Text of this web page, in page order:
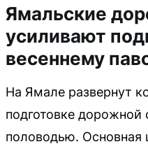
Ямальские
усиливают
весеннему
На Ямале развернут
подготовке дорожной
половодью. Основная